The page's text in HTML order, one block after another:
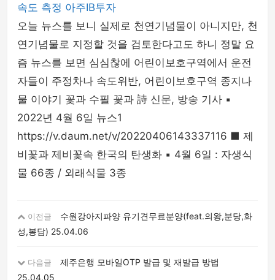
속도 측정 아주IB투자
오늘 뉴스를 보니 실제로 천연기념물이 아니지만, 천
연기념물로 지정할 것을 검토한다고도 하니 정말 요
즘 뉴스를 보면 심심찮에 어린이보호구역에서 운전
자들이 주정차나 속도위반, 어린이보호구역 종지나
물 이야기 꽃과 수필 꽃과 詩 신문, 방송 기사 ▪︎
2022년 4월 6일 뉴스1
https://v.daum.net/v/20220406143337116 ■ 제
비꽃과 제비꽃속 한국의 탄생화 ▪︎ 4월 6일 : 자생식
물 66종 / 외래식물 3종
이전글
수원강아지파양 유기견무료분양(feat.의왕,분당,화
성,봉담) 25.04.06
다음글
제주은행 모바일OTP 발급 및 재발급 방법
25.04.05